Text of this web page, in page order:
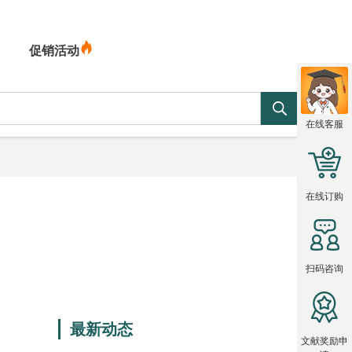
促销活动
最新动态
在线客服
在线订购
扫码咨询
文献奖励申